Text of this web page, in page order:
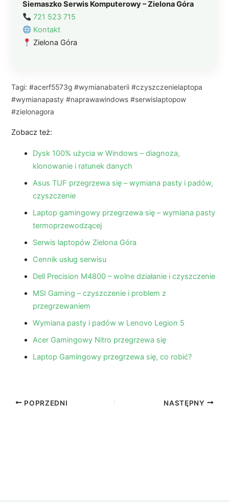
Siemaszko Serwis Komputerowy – Zielona Góra
721 523 715
Kontakt
Zielona Góra
Tagi: #acerf5573g #wymianabaterii #czyszczenielaptopa
#wymianapasty #naprawawindows #serwislaptopow
#zielonagora
Zobacz też:
Dysk 100% użycia w Windows – diagnoza,
klonowanie i ratunek danych
Asus TUF przegrzewa się – wymiana pasty i padów,
czyszczenie
Laptop gamingowy przegrzewa się – wymiana pasty
termoprzewodzącej
Serwis laptopów Zielona Góra
Cennik usług serwisu
Dell Precision M4800 – wolne działanie i czyszczenie
MSI Gaming – czyszczenie i problem z
przegrzewaniem
Wymiana pasty i padów w Lenovo Legion 5
Acer Gamingowy Nitro przegrzewa się
Laptop Gamingowy przegrzewa się, co robić?
POPRZEDNI NASTĘPNY